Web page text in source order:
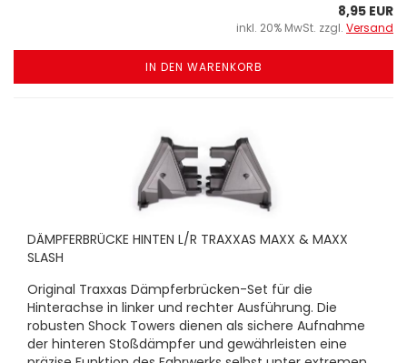
8,95 EUR
inkl. 20% MwSt. zzgl. Versand
IN DEN WARENKORB
DÄMPFERBRÜCKE HINTEN L/R TRAXXAS MAXX & MAXX
SLASH
Original Traxxas Dämpferbrücken-Set für die
Hinterachse in linker und rechter Ausführung. Die
robusten Shock Towers dienen als sichere Aufnahme
der hinteren Stoßdämpfer und gewährleisten eine